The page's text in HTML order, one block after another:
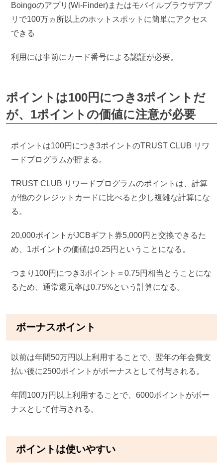
Boingoのアプリ(Wi-Finder)またはモバイルブラウザアプ
リで100万ヵ所以上のホットスポットに簡単にアクセス
できる
利用には事前にカード番号による認証が必要。
ポイントは100円につき3ポイントだ
が、1ポイントの価値に注意が必要
ポイントは100円につき3ポイントのTRUST CLUB リワ
ードプログラムが貯まる。
TRUST CLUB リワードプログラムのポイントは、計算
が他のクレジットカードに比べると少し複雑な計算にな
る。
20,000ポイントがJCBギフト券5,000円と交換できるた
め、1ポイントの価値は0.25円ということになる。
つまり100円につき3ポイント＝0.75円相当とうことにな
るため、通常還元率は0.75%という計算になる。
ボーナスポイント
以前は年間50万円以上利用することで、翌年の年会費支
払い後に2500ポイントがボーナスとして付与される。
年間100万円以上利用することで、6000ポイントがボー
ナスとして付与される。
ポイントは使いやすい